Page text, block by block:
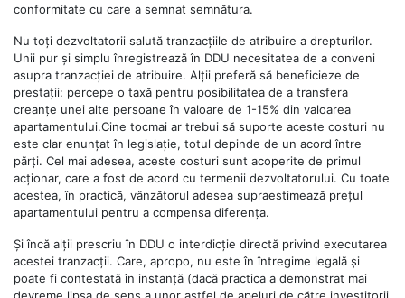
conformitate cu care a semnat semnătura.
Nu toți dezvoltatorii salută tranzacțiile de atribuire a drepturilor.
Unii pur și simplu înregistrează în DDU necesitatea de a conveni
asupra tranzacției de atribuire. Alții preferă să beneficieze de
prestații: percepe o taxă pentru posibilitatea de a transfera
creanțe unei alte persoane în valoare de 1-15% din valoarea
apartamentului.Cine tocmai ar trebui să suporte aceste costuri nu
este clar enunțat în legislație, totul depinde de un acord între
părți. Cel mai adesea, aceste costuri sunt acoperite de primul
acționar, care a fost de acord cu termenii dezvoltatorului. Cu toate
acestea, în practică, vânzătorul adesea supraestimează prețul
apartamentului pentru a compensa diferența.
Și încă alții prescriu în DDU o interdicție directă privind executarea
acestei tranzacții. Care, apropo, nu este în întregime legală și
poate fi contestată în instanță (dacă practica a demonstrat mai